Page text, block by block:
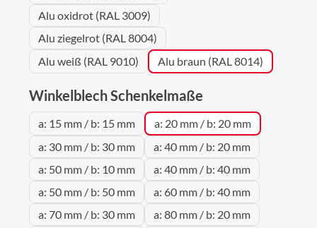
Alu oxidrot (RAL 3009)
Alu ziegelrot (RAL 8004)
Alu weiß (RAL 9010)
Alu braun (RAL 8014)
Winkelblech Schenkelmaße
a: 15 mm / b: 15 mm
a: 20 mm / b: 20 mm
a: 30 mm / b: 30 mm
a: 40 mm / b: 20 mm
a: 50 mm / b: 10 mm
a: 40 mm / b: 40 mm
a: 50 mm / b: 50 mm
a: 60 mm / b: 40 mm
a: 70 mm / b: 30 mm
a: 80 mm / b: 20 mm